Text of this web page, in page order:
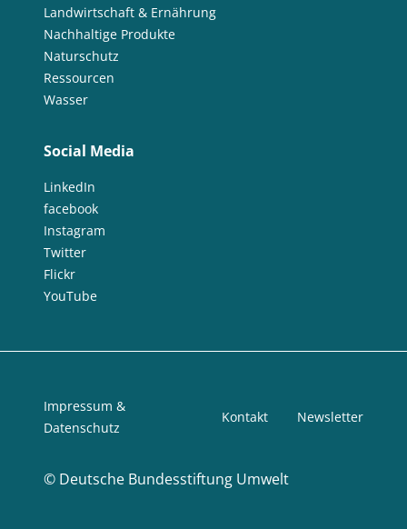
Landwirtschaft & Ernährung
Nachhaltige Produkte
Naturschutz
Ressourcen
Wasser
Social Media
LinkedIn
facebook
Instagram
Twitter
Flickr
YouTube
© Deutsche Bundesstiftung Umwelt
Impressum &
Datenschutz
Kontakt Newsletter